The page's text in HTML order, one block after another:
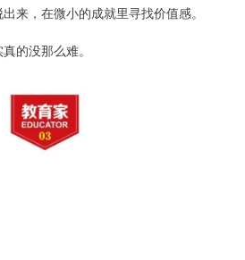
来，在微小的成就里寻找价值感。
的没那么难。